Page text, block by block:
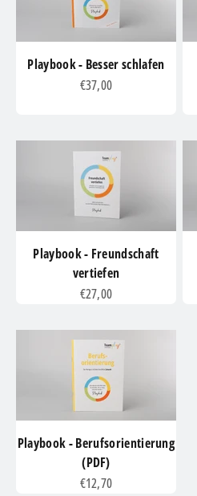
Playbook - Besser schlafen
Angebot
€37,00
Playbook - Freundschaft
vertiefen
Angebot
€27,00
Playbook - Berufsorientierung
(PDF)
Angebot
€12,70